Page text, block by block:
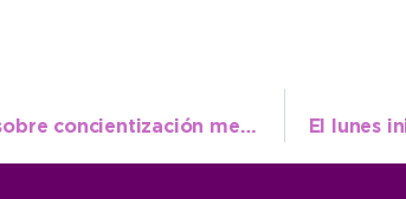
180 alumnos participaron de actividad sobre concientización medioambiental